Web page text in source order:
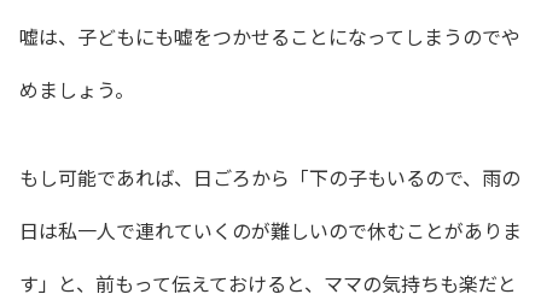
嘘は、子どもにも嘘をつかせることになってしまうのでや
めましょう。
もし可能であれば、日ごろから「下の子もいるので、雨の
日は私一人で連れていくのが難しいので休むことがありま
す」と、前もって伝えておけると、ママの気持ちも楽だと